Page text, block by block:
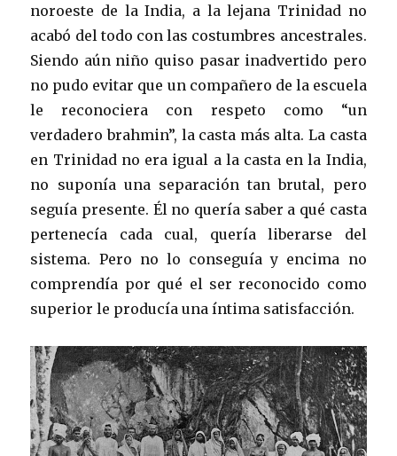
noroeste de la India, a la lejana Trinidad no
acabó del todo con las costumbres ancestrales.
Siendo aún niño quiso pasar inadvertido pero
no pudo evitar que un compañero de la escuela
le reconociera con respeto como “un
verdadero brahmin”, la casta más alta. La casta
en Trinidad no era igual a la casta en la India,
no suponía una separación tan brutal, pero
seguía presente. Él no quería saber a qué casta
pertenecía cada cual, quería liberarse del
sistema. Pero no lo conseguía y encima no
comprendía por qué el ser reconocido como
superior le producía una íntima satisfacción.